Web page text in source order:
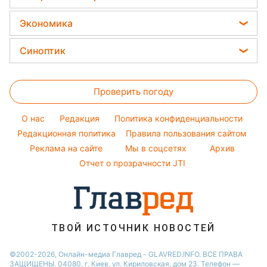
Модные ошибки
Потап
София Ротару
Ольга Сумская
Елена Зеленская
Кейт Миддлтон
Новости Одессы
Новости Харькова
Новости Полтавы
Новости Сум
Новости Черкассы
Новости Львова
Новости Запорожья
Новости Днепра
Салаты
Простые блюда
Легкие десерты
Праздничное меню
Все о сале
Уборка
Авто
Стирка
Комнатные растения
Экономика
Цены на продукты
Денежная помощь
Курс валют
Синоптик
Магнитные бури
Погода на сегодня
Погода на завтра
Пылевая буря
Проверить погоду
O нас Редакция
Политика конфиденциальности
Редакционная политика
Правила пользования сайтом
Реклама на сайте
Мы в соцсетях
Архив
Отчет о прозрачности JTI
ТВОЙ ИСТОЧНИК НОВОСТЕЙ
©2002-2026, Онлайн-медиа Главред - GLAVRED.INFO. ВСЕ ПРАВА
ЗАЩИЩЕНЫ. 04080, г. Киев, ул. Кириловская, дом 23. Телефон —